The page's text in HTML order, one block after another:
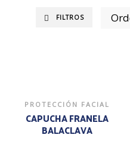
FILTROS
PROTECCIÓN FACIAL
CAPUCHA FRANELA
BALACLAVA